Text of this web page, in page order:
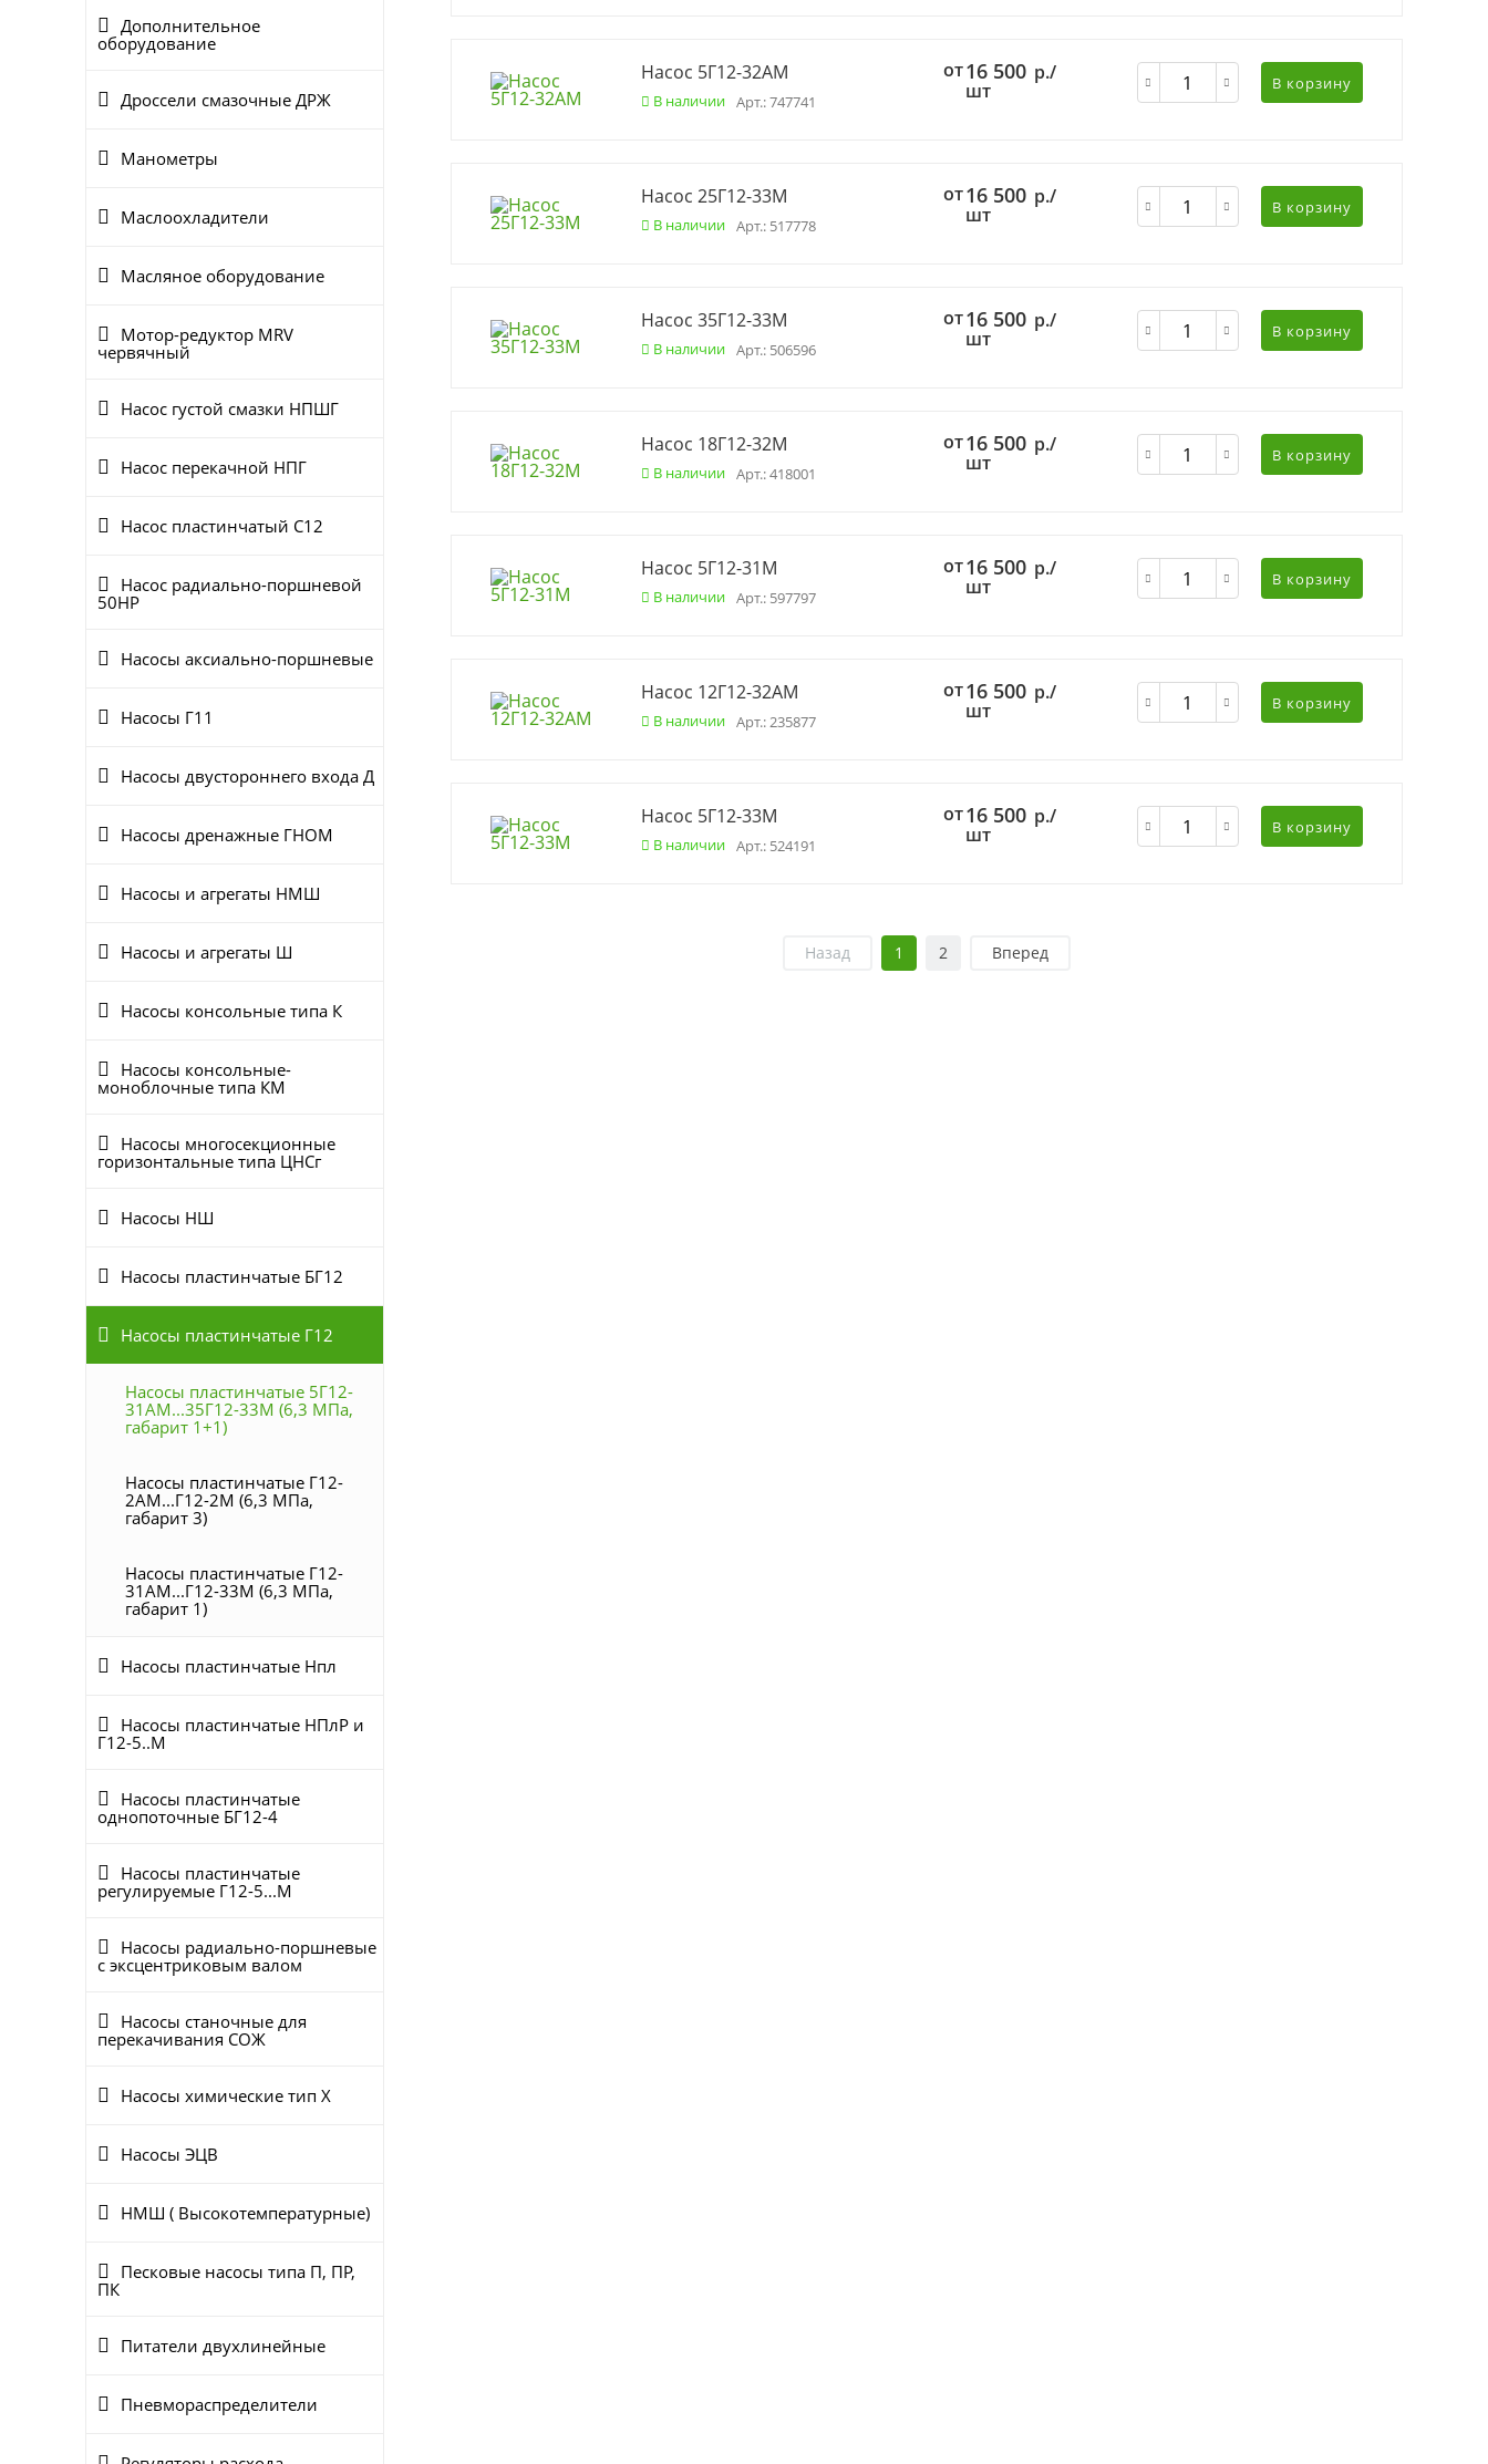
Дополнительное
оборудование
Дроссели смазочные ДРЖ
Манометры
Маслоохладители
Масляное оборудование
Мотор-редуктор MRV
червячный
Насос густой смазки НПШГ
Насос перекачной НПГ
Насос пластинчатый С12
Насос радиально-поршневой
50НР
Насосы аксиально-поршневые
Насосы Г11
Насосы двустороннего входа Д
Насосы дренажные ГНОМ
Насосы и агрегаты НМШ
Насосы и агрегаты Ш
Насосы консольные типа К
Насосы консольные-
моноблочные типа КМ
Насосы многосекционные
горизонтальные типа ЦНСг
Насосы НШ
Насосы пластинчатые БГ12
Насосы пластинчатые Г12
Насосы пластинчатые 5Г12-
31АМ...35Г12-33М (6,3 МПа,
габарит 1+1)
Насосы пластинчатые Г12-
2АМ...Г12-2М (6,3 МПа,
габарит 3)
Насосы пластинчатые Г12-
31АМ...Г12-33М (6,3 МПа,
габарит 1)
Насосы пластинчатые Нпл
Насосы пластинчатые НПлР и
Г12-5..М
Насосы пластинчатые
однопоточные БГ12-4
Насосы пластинчатые
регулируемые Г12-5...М
Насосы радиально-поршневые
с эксцентриковым валом
Насосы станочные для
перекачивания СОЖ
Насосы химические тип Х
Насосы ЭЦВ
НМШ ( Высокотемпературные)
Песковые насосы типа П, ПР,
ПК
Питатели двухлинейные
Пневмораспределители
Насос 5Г12-32АМ
В наличии Арт.: 747741
от16 500 р./
шт В корзину
Насос 25Г12-33М
В наличии Арт.: 517778
от16 500 р./
шт В корзину
Насос 35Г12-33М
В наличии Арт.: 506596
от16 500 р./
шт В корзину
Насос 18Г12-32М
В наличии Арт.: 418001
от16 500 р./
шт В корзину
Насос 5Г12-31М
В наличии Арт.: 597797
от16 500 р./
шт В корзину
Насос 12Г12-32АМ
В наличии Арт.: 235877
от16 500 р./
шт В корзину
Насос 5Г12-33М
В наличии Арт.: 524191
от16 500 р./
шт В корзину
Назад 1 2 Вперед